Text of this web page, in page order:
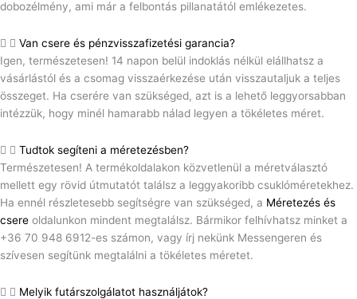
dobozélmény, ami már a felbontás pillanatától emlékezetes.
Van csere és pénzvisszafizetési garancia?
Igen, természetesen! 14 napon belül indoklás nélkül elállhatsz a
vásárlástól és a csomag visszaérkezése után visszautaljuk a teljes
összeget. Ha cserére van szükséged, azt is a lehető leggyorsabban
intézzük, hogy minél hamarabb nálad legyen a tökéletes méret.
Tudtok segíteni a méretezésben?
Természetesen! A termékoldalakon közvetlenül a méretválasztó
mellett egy rövid útmutatót találsz a leggyakoribb csuklóméretekhez.
Ha ennél részletesebb segítségre van szükséged, a Méretezés és
csere oldalunkon mindent megtalálsz. Bármikor felhívhatsz minket a
+36 70 948 6912-es számon, vagy írj nekünk Messengeren és
szívesen segítünk megtalálni a tökéletes méretet.
Melyik futárszolgálatot használjátok?